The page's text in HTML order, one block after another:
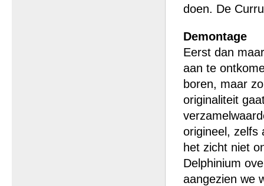
doen. De
Demontage
Eerst dan
aan te
boren, maar
originaliteit
origineel, zelfs
het zicht niet
Delphinium
aangezien we